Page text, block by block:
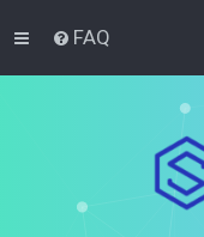
FAQ